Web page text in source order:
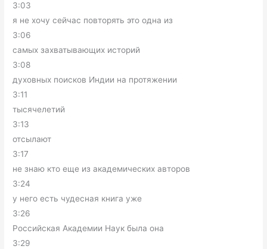
3:03
я не хочу сейчас повторять это одна из
3:06
самых захватывающих историй
3:08
духовных поисков Индии на протяжении
3:11
тысячелетий
3:13
отсылают
3:17
не знаю кто еще из академических авторов
3:24
у него есть чудесная книга уже
3:26
Российская Академии Наук была она
3:29